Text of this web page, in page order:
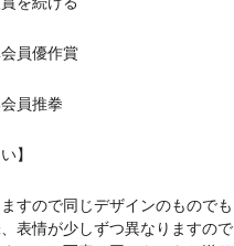
員優作賞
員推拳
】
すので同じデザインのものでも
表情が少しずつ異なりますので